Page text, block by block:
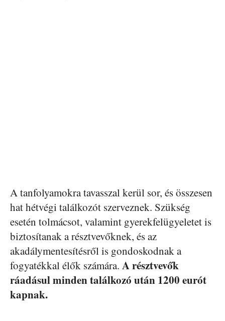
A tanfolyamokra tavasszal kerül sor, és összesen
hat hétvégi találkozót szerveznek. Szükség
esetén tolmácsot, valamint gyerekfelügyeletet is
biztosítanak a résztvevőknek, és az
akadálymentesítésről is gondoskodnak a
fogyatékkal élők számára. A résztvevők
ráadásul minden találkozó után 1200 eurót
kapnak.